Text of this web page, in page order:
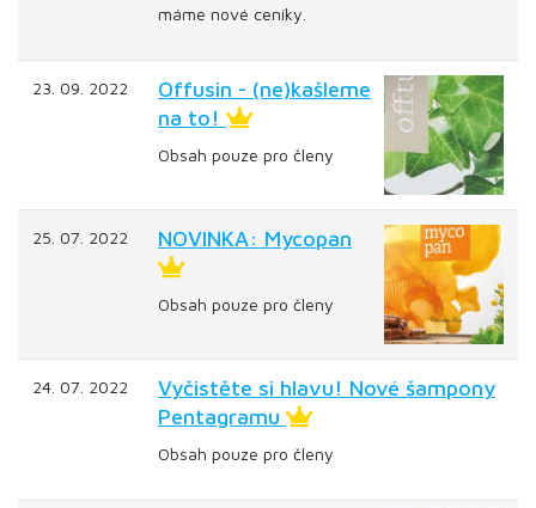
máme nové ceníky.
23. 09. 2022
Offusin - (ne)kašleme
na to!
Obsah pouze pro členy
25. 07. 2022 NOVINKA: Mycopan
Obsah pouze pro členy
24. 07. 2022
Vyčistěte si hlavu! Nové šampony
Pentagramu
Obsah pouze pro členy